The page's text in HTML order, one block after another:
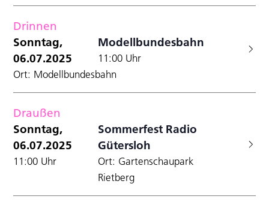
Drinnen
Sonntag,
06.07.2025
Modellbundesbahn
11:00 Uhr
Ort: Modellbundesbahn
Draußen
Sonntag,
06.07.2025
Sommerfest Radio
Gütersloh
11:00 Uhr
Ort: Gartenschaupark
Rietberg